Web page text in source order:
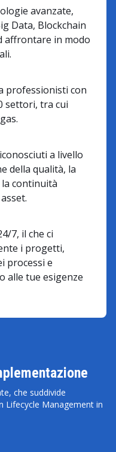
professionisti con
settori, tra cui
a livello
della qualità, la
continuità
avanzate,
Data, Blockchain
affrontare in modo
7, il che ci
i progetti,
processi e
alle tue esigenze
che suddivide
Lifecycle Management in